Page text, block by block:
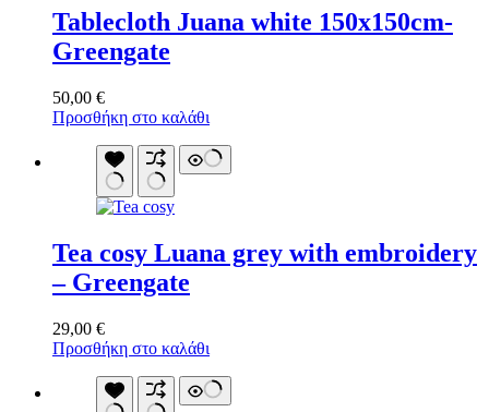
Tablecloth Juana white 150x150cm-
Greengate
50,00 €
Προσθήκη στο καλάθι
Tea cosy Luana grey with embroidery
– Greengate
29,00 €
Προσθήκη στο καλάθι